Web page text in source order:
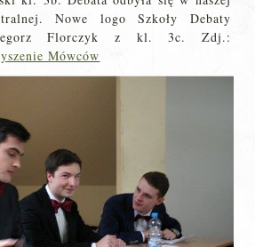
Nowe logo Szkoły Debaty
Florczyk z kl. 3c. Zdj.:
Mówców